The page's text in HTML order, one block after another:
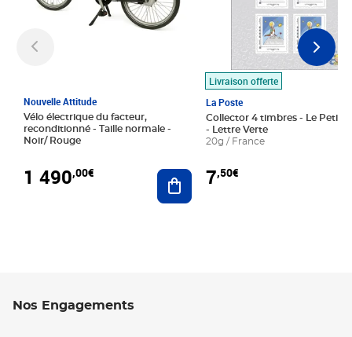
Nouvelle Attitude
Vélo électrique du facteur,
reconditionné - Taille normale -
Noir/ Rouge
1 490,00€ Ajouter au panier
Livraison offerte
La Poste
Collector 4 timbres - Le Petit
- Lettre Verte
20g / France
7,50€
Nos Engagements